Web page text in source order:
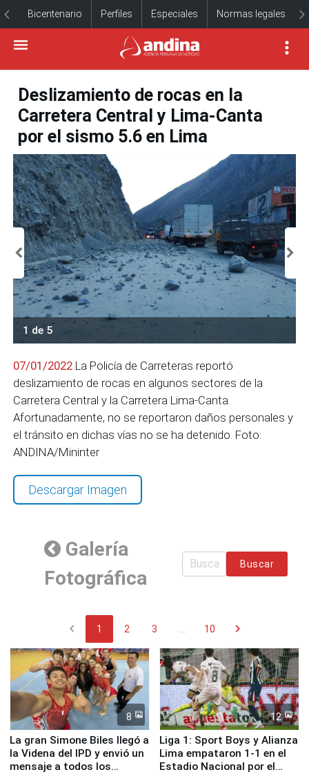
Bicentenario Perfiles Especiales Normas legales
Deslizamiento de rocas en la
Carretera Central y Lima-Canta
por el sismo 5.6 en Lima
1 de 5
07/01/2022 La Policía de Carreteras reportó
deslizamiento de rocas en algunos sectores de la
Carretera Central y la Carretera Lima-Canta.
Afortunadamente, no se reportaron daños personales y
el tránsito en dichas vías no se ha detenido. Foto:
ANDINA/Mininter
Descargar Imagen
Galería
Fotográfica
Buscar
chevron_left 1 2 3 10 chevron_right
8
La gran Simone Biles llegó a
la Videna del IPD y envió un
mensaje a todos los
12
Liga 1: Sport Boys y Alianza
Lima empataron 1-1 en el
Estadio Nacional por el